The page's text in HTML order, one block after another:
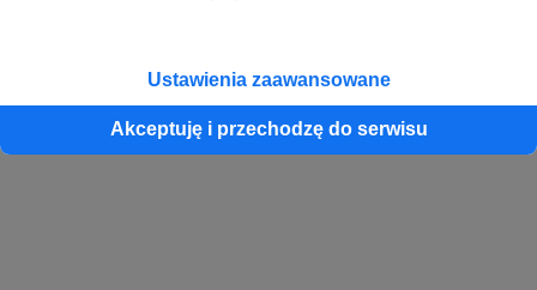
Ustawienia zaawansowane
Akceptuję i przechodzę do serwisu
konta przez osobę niepełnoletnią” dostępny w regulaminie Patronite.pl